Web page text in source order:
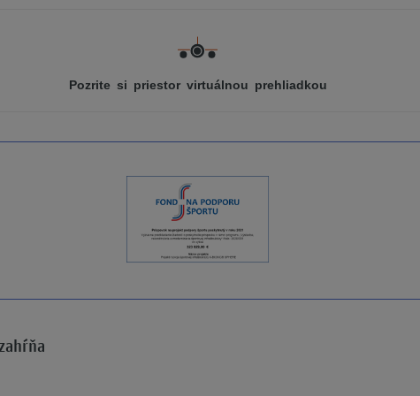
Pozrite si priestor virtuálnou prehliadkou